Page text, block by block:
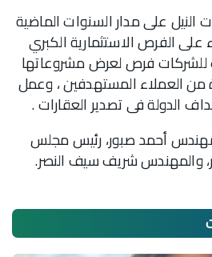
على مدار السنوات الماضية
الفرص الاستثمارية الكبري
للشركات فرص لعرض مشروعاتها
من العملاء المستهدفين ، وعمل
الدولة فى تصدير العقارات .
أحمد صبور، رئيس مجلس
والمهندس شريف سيف النصر.